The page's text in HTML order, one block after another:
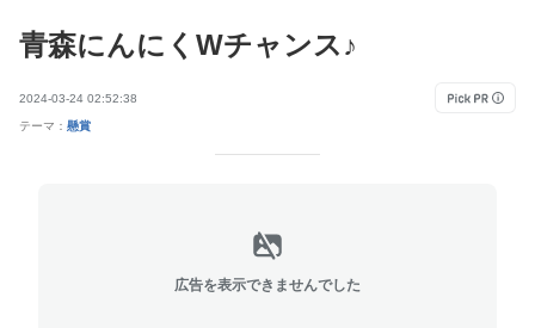
青森にんにくWチャンス♪
2024-03-24 02:52:38
テーマ： 懸賞
広告を表示できませんでした